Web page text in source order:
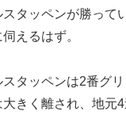
タッペンが勝って
えるはず。
タッペンは2番グ
きく離され、地元